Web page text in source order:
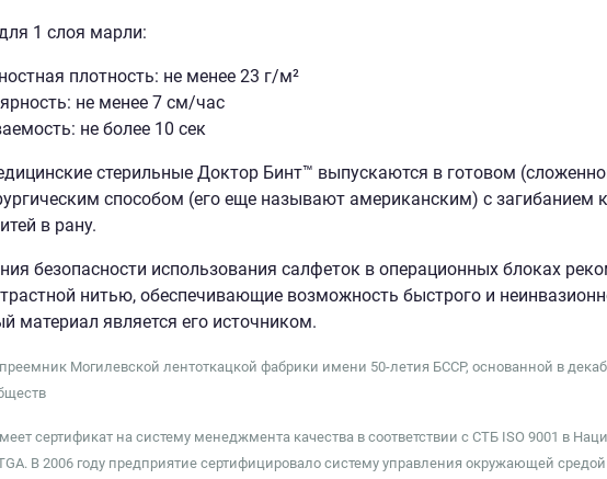
1 слоя марли:
плотность: не менее 23 г/м²
не менее 7 см/час
не более 10 сек
стерильные Доктор Бинт™ выпускаются в готовом
способом (его еще называют американским) с загибанием
в рану.
безопасности использования салфеток в операционных блоках
нитью, обеспечивающие возможность быстрого и
материал является его источником.
Могилевской лентоткацкой фабрики имени 50-летия БССР, основанной в
сертификат на систему менеджмента качества в соответствии с СТБ ISO 9001 в
В 2006 году предприятие сертифицировало систему управления окружающей